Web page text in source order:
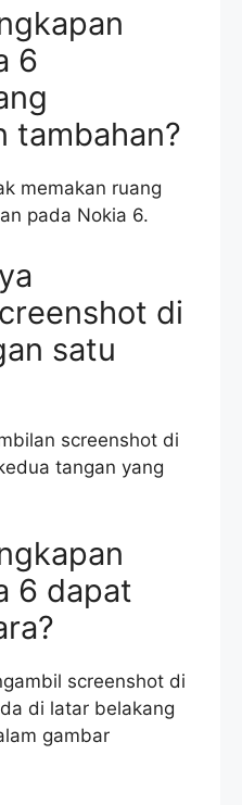
6
tambahan?
memakan ruang
pada Nokia 6.
di
satu
screenshot di
tangan yang
6 dapat
screenshot di
di latar belakang
gambar